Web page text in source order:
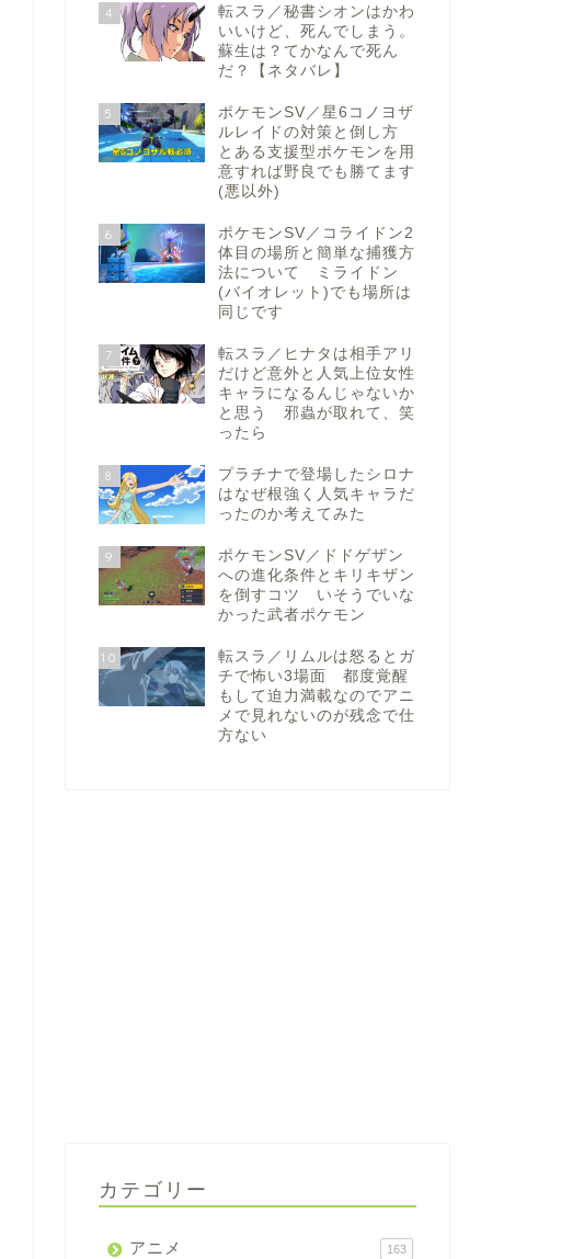
4
転スラ／秘書シオンはかわ
いいけど、死んでしまう。
蘇生は？てかなんで死ん
だ？【ネタバレ】
5
ポケモンSV／星6コノヨザ
ルレイドの対策と倒し方
とある支援型ポケモンを用
意すれば野良でも勝てます
(悪以外)
6
ポケモンSV／コライドン2
体目の場所と簡単な捕獲方
法について ミライドン
(バイオレット)でも場所は
同じです
7
転スラ／ヒナタは相手アリ
だけど意外と人気上位女性
キャラになるんじゃないか
と思う 邪蟲が取れて、笑
ったら
8
プラチナで登場したシロナ
はなぜ根強く人気キャラだ
ったのか考えてみた
9
ポケモンSV／ドドゲザン
への進化条件とキリキザン
を倒すコツ いそうでいな
かった武者ポケモン
10
転スラ／リムルは怒るとガ
チで怖い3場面 都度覚醒
もして迫力満載なのでアニ
メで見れないのが残念で仕
方ない
カテゴリー
アニメ 163